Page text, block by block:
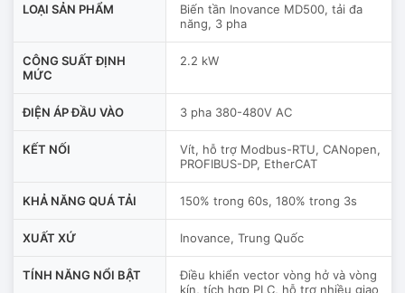
LOẠI SẢN PHẨM
Biến tần Inovance MD500, tải đa
năng, 3 pha
CÔNG SUẤT ĐỊNH
MỨC
2.2 kW
ĐIỆN ÁP ĐẦU VÀO 3 pha 380-480V AC
KẾT NỐI
Vít, hỗ trợ Modbus-RTU, CANopen,
PROFIBUS-DP, EtherCAT
KHẢ NĂNG QUÁ TẢI 150% trong 60s, 180% trong 3s
XUẤT XỨ Inovance, Trung Quốc
TÍNH NĂNG NỔI BẬT
Điều khiển vector vòng hở và vòng
kín, tích hợp PLC, hỗ trợ nhiều giao